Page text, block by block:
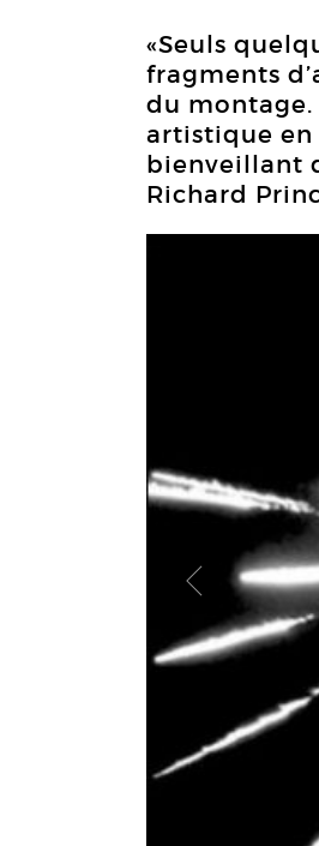
«Seuls
fragments
du
artistique en
bienveillant
Richard